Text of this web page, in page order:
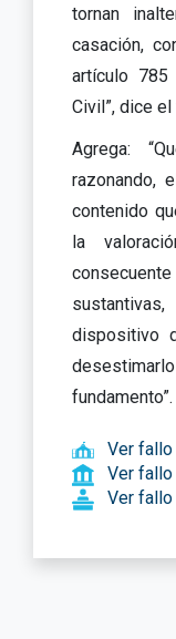
tornan
casación,
artículo
Civil”, dice
Agrega:
razonando,
contenido
la
dispositivo
fundamento”.
Ver fallo
Ver
Ver